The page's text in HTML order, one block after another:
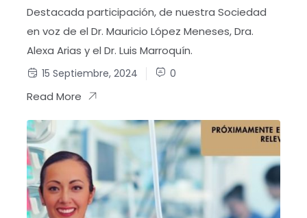
Destacada participación, de nuestra Sociedad
en voz de el Dr. Mauricio López Meneses, Dra.
Alexa Arias y el Dr. Luis Marroquín.
15 Septiembre, 2024 0
Read More